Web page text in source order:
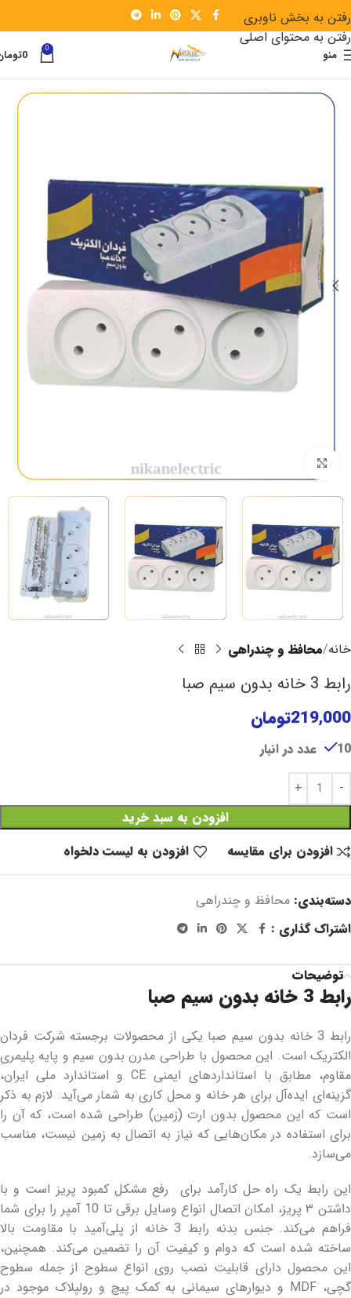
رفتن به بخش ناوبری
رفتن به محتوای اصلی
منو 0
0
برای بزرگنمایی کلیک کنید
خانه محافظ و چندراهی
رابط 3 خانه بدون سیم صبا
219,000تومان
10 عدد در انبار
افزودن به سبد خرید
افزودن برای مقایسه
افزودن به لیست دلخواه
دسته‌بندی: محافظ و چندراهی
اشتراک گذاری :
توضیحات
رابط 3 خانه بدون سیم صبا
رابط 3 خانه بدون سیم صبا یکی از محصولات برجسته شرکت فردان
الکتریک است. این محصول با طراحی مدرن بدون سیم و پایه پلیمری
مقاوم، مطابق با استانداردهای ایمنی CE و استاندارد ملی ایران،
گزینه‌ای ایده‌آل برای هر خانه و محل کاری به شمار می‌آید. لازم به ذکر
است که این محصول بدون ارت (زمین) طراحی شده است، که آن را
برای استفاده در مکان‌هایی که نیاز به اتصال به زمین نیست، مناسب
می‌سازد.
این رابط یک راه حل کارآمد برای رفع مشکل کمبود پریز است و با
داشتن ۳ پریز، امکان اتصال انواع وسایل برقی تا 10 آمپر را برای شما
فراهم می‌کند. جنس بدنه رابط 3 خانه از پلی‌آمید با مقاومت بالا
ساخته شده است که دوام و کیفیت آن را تضمین می‌کند. همچنین،
این محصول دارای قابلیت نصب روی انواع سطوح از جمله سطوح
گچی، MDF و دیوارهای سیمانی به کمک پیچ و رولپلاک موجود در